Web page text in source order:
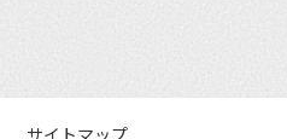
サイトマップ